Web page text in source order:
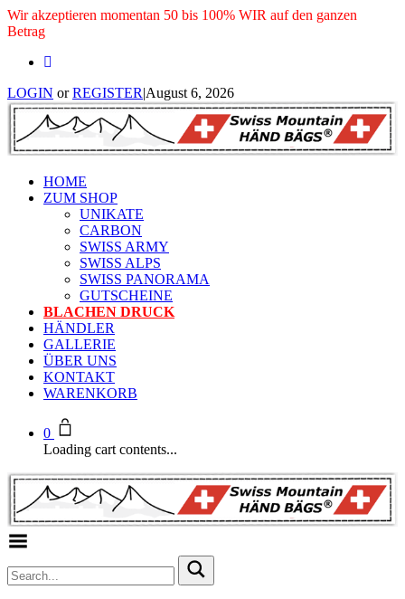
Wir akzeptieren momentan 50 bis 100% WIR auf den ganzen
Betrag
LOGIN orREGISTER|August 6, 2026
HOME
ZUM SHOP
UNIKATE
CARBON
SWISS ARMY
SWISS ALPS
SWISS PANORAMA
GUTSCHEINE
BLACHEN DRUCK
HÄNDLER
GALLERIE
ÜBER UNS
KONTAKT
WARENKORB
0
Loading cart contents...